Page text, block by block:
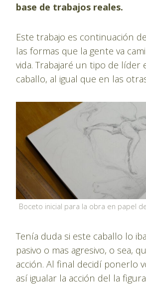
base de trabajos reales.
Este trabajo es continuación
las formas que la gente va
vida. Trabajaré un tipo de líder
caballo, al igual que en las
Boceto inicial para la obra en papel
Tenía duda si este caballo lo
pasivo o mas agresivo, o sea,
acción. Al final decidí ponerlo
así igualar la acción del la